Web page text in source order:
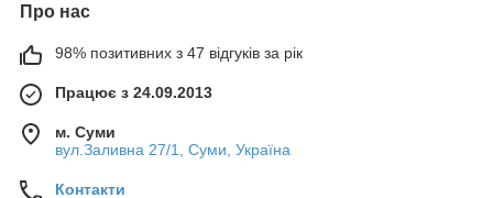
Про нас
98% позитивних з 47 відгуків за рік
Працює з 24.09.2013
м. Суми
вул.Заливна 27/1, Суми, Україна
Контакти